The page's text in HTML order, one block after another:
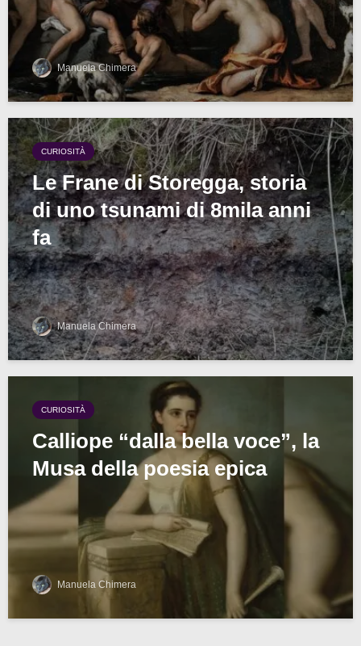
Manuela Chimera
CURIOSITÀ
Le Frane di Storegga, storia
di uno tsunami di 8mila anni
fa
Manuela Chimera
CURIOSITÀ
Calliope “dalla bella voce”, la
Musa della poesia epica
Manuela Chimera